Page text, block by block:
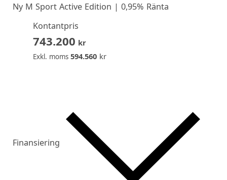
NyM Sport Active Edition | 0,95% Ränta
Kontantpris
743.200 kr
Exkl. moms 594.560kr
Finansiering